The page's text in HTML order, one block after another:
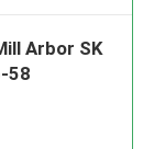
Arbor SK
58